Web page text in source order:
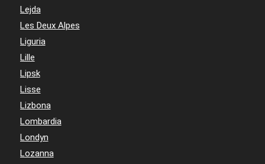
Lejda
Les Deux Alpes
Liguria
Lille
Lipsk
Lisse
Lizbona
Lombardia
Londyn
Lozanna